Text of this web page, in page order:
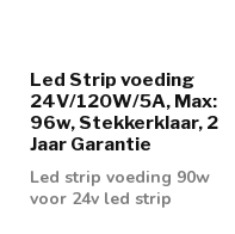
Led Strip voeding
24V/120W/5A, Max:
96w, Stekkerklaar, 2
Jaar Garantie
Led strip voeding 90w
voor 24v led strip